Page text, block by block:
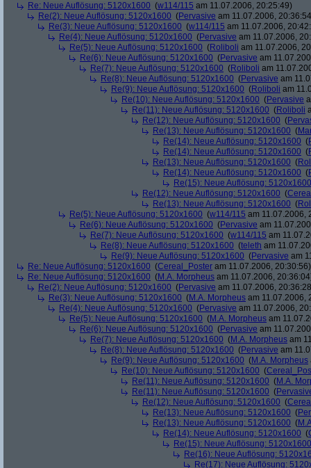
Re: Neue Auflösung: 5120x1600 (w114/115 am 11.07.2006, 20:25:49)
Re(2): Neue Auflösung: 5120x1600 (Pervasive am 11.07.2006,
Re(3): Neue Auflösung: 5120x1600 (w114/115 am 11.07.2006,
Re(4): Neue Auflösung: 5120x1600 (Pervasive am 11.07.2006,
Re(5): Neue Auflösung: 5120x1600 (Roliboli am 11.07.2006,
Re(6): Neue Auflösung: 5120x1600 (Pervasive am
Re(7): Neue Auflösung: 5120x1600 (Roliboli am
Re(8): Neue Auflösung: 5120x1600 (Pervasive am
Re(9): Neue Auflösung: 5120x1600 (Roliboli am
Re(10): Neue Auflösung: 5120x1600 (Pervasive
Re(11): Neue Auflösung: 5120x1600 (Roliboli
Re(12): Neue Auflösung: 5120x1600 (
Re(13): Neue Auflösung: 5120x1600 (
Re(14): Neue Auflösung: 5120x1600 (
Re(14): Neue Auflösung: 5120x1600 (
Re(13): Neue Auflösung: 5120x1600 (
Re(14): Neue Auflösung: 5120x1600 (
Re(15): Neue Auflösung: 5120x1600
Re(12): Neue Auflösung: 5120x1600 (
Re(13): Neue Auflösung: 5120x1600 (
Re(5): Neue Auflösung: 5120x1600 (w114/115 am 11.07.2006,
Re(6): Neue Auflösung: 5120x1600 (Pervasive am
Re(7): Neue Auflösung: 5120x1600 (w114/115 am
Re(8): Neue Auflösung: 5120x1600 (teleth am
Re(9): Neue Auflösung: 5120x1600 (Pervasive am
Re: Neue Auflösung: 5120x1600 (Cereal_Poster am 11.07.2006, 20:30:56)
Re: Neue Auflösung: 5120x1600 (M.A. Morpheus am 11.07.2006,
Re(2): Neue Auflösung: 5120x1600 (Pervasive am 11.07.2006,
Re(3): Neue Auflösung: 5120x1600 (M.A. Morpheus am 11.07.2006,
Re(4): Neue Auflösung: 5120x1600 (Pervasive am 11.07.2006,
Re(5): Neue Auflösung: 5120x1600 (M.A. Morpheus am
Re(6): Neue Auflösung: 5120x1600 (Pervasive am
Re(7): Neue Auflösung: 5120x1600 (M.A. Morpheus am
Re(8): Neue Auflösung: 5120x1600 (Pervasive am
Re(9): Neue Auflösung: 5120x1600 (M.A. Morpheus
Re(10): Neue Auflösung: 5120x1600 (
Re(11): Neue Auflösung: 5120x1600 (M.A.
Re(11): Neue Auflösung: 5120x1600 (
Re(12): Neue Auflösung: 5120x1600 (
Re(13): Neue Auflösung: 5120x1600 (
Re(13): Neue Auflösung: 5120x1600 (
Re(14): Neue Auflösung: 5120x1600 (
Re(15): Neue Auflösung: 5120x1600
Re(16): Neue Auflösung:
Re(17): Neue Auflösung: